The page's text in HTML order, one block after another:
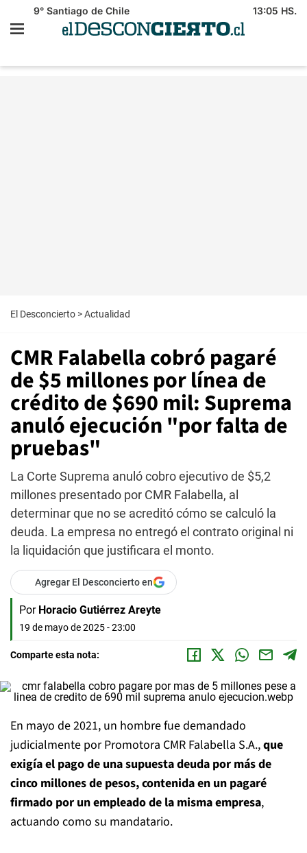
9° Santiago de Chile 13:05 HS.
El Desconcierto >Actualidad
CMR Falabella cobró pagaré
de $5 millones por línea de
crédito de $690 mil: Suprema
anuló ejecución "por falta de
pruebas"
La Corte Suprema anuló cobro ejecutivo de $5,2
millones presentado por CMR Falabella, al
determinar que no se acreditó cómo se calculó la
deuda. La empresa no entregó el contrato original ni
la liquidación que justificara el monto.
Agregar El Desconcierto en
Por Horacio Gutiérrez Areyte
19 de mayo de 2025 - 23:00
Comparte esta nota:
En mayo de 2021, un hombre fue demandado
judicialmente por Promotora CMR Falabella S.A.,que
exigía el pago de una supuesta deuda por más de
cinco millones de pesos, contenida en un pagaré
firmado por un empleado de la misma empresa,
actuando como su mandatario.